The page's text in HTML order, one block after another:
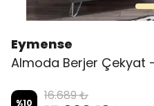
Eymense
Almoda Berjer Çekyat
%10 16.689 ₺